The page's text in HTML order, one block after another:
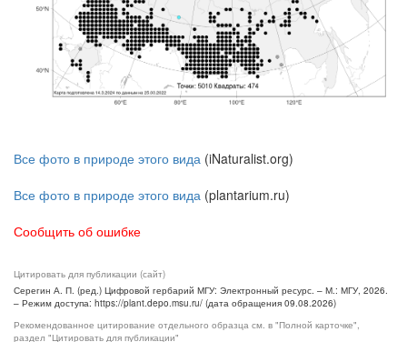
Все фото в природе этого вида (iNaturalist.org)
Все фото в природе этого вида (plantarium.ru)
Сообщить об ошибке
Цитировать для публикации (сайт)
Серегин А. П. (ред.) Цифровой гербарий МГУ: Электронный ресурс. – М.: МГУ, 2026.
– Режим доступа: https://plant.depo.msu.ru/ (дата обращения 09.08.2026)
Рекомендованное цитирование отдельного образца см. в "Полной карточке",
раздел "Цитировать для публикации"